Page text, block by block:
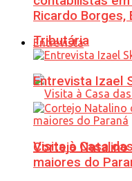
Tributária
Visita à Casa
Ricardo Borges,
Entrevista
Entrevista Izael
Cortejo Natalino
maiores do